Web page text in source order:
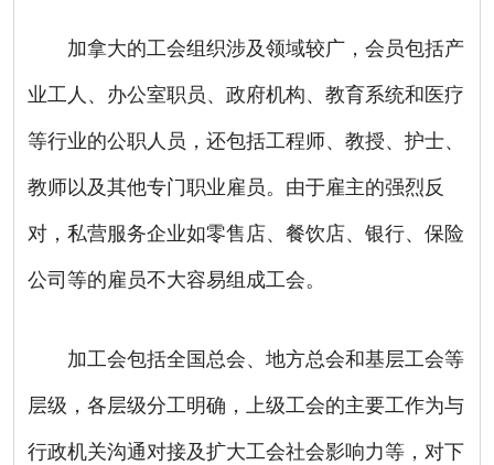
加拿大的工会组织涉及领域较广，会员包括产
业工人、办公室职员、政府机构、教育系统和医疗
等行业的公职人员，还包括工程师、教授、护士、
教师以及其他专门职业雇员。由于雇主的强烈反
对，私营服务企业如零售店、餐饮店、银行、保险
公司等的雇员不大容易组成工会。
加工会包括全国总会、地方总会和基层工会等
层级，各层级分工明确，上级工会的主要工作为与
行政机关沟通对接及扩大工会社会影响力等，对下